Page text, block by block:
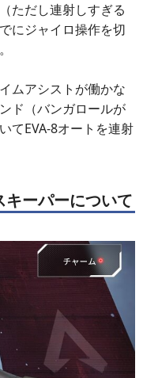
ただし連射しすぎる
にジャイロ操作を切
ムアシストが働かな
ド（バンガロールが
てEVA-8オートを連射
ーパーについて